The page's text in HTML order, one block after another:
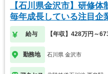
【石川県金沢市】研修
毎年成長している注目企
給与 【年収】428万円～
勤務地 石川県 金沢市